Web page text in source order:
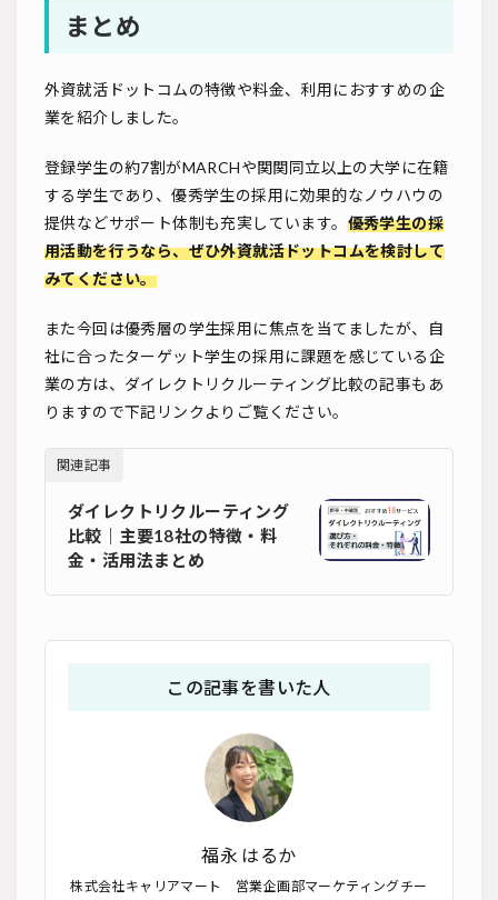
まとめ
外資就活ドットコムの特徴や料金、利用におすすめの企
業を紹介しました。
登録学生の約7割がMARCHや関関同立以上の大学に在籍
する学生であり、優秀学生の採用に効果的なノウハウの
提供などサポート体制も充実しています。 優秀学生の採
用活動を行うなら、ぜひ外資就活ドットコムを検討して
みてください。
また今回は優秀層の学生採用に焦点を当てましたが、自
社に合ったターゲット学生の採用に課題を感じている企
業の方は、ダイレクトリクルーティング比較の記事もあ
りますので下記リンクよりご覧ください。
関連記事
ダイレクトリクルーティング
比較｜主要18社の特徴・料
金・活用法まとめ
この記事を書いた人
福永 はるか
株式会社キャリアマート 営業企画部マーケティングチー